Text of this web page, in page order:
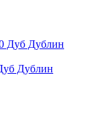
Дублин